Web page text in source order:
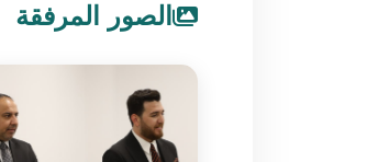
الصور المرفقة